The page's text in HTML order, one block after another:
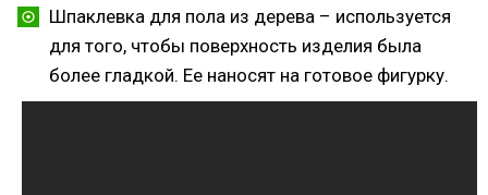
Шпаклевка для пола из дерева – используется
для того, чтобы поверхность изделия была
более гладкой. Ее наносят на готовое фигурку.